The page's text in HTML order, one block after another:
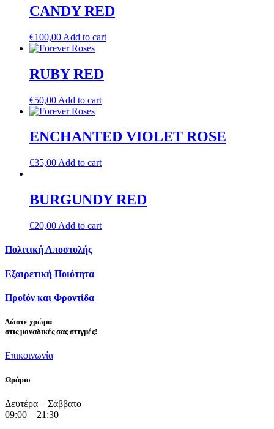
CANDY RED
€100,00 Add to cart
RUBY RED
€50,00 Add to cart
ENCHANTED VIOLET ROSE
€35,00 Add to cart
BURGUNDY RED
€20,00 Add to cart
Πολιτική Αποστολής
Εξαιρετική Ποιότητα
Προϊόν και Φροντίδα
Δώστε χρώμα
στις μοναδικές σας στιγμές!
Επικοινωνία
Ωράριο
Δευτέρα – Σάββατο
09:00 – 21:30